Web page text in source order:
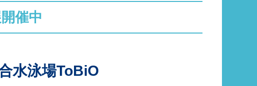
催中
水泳場ToBiO